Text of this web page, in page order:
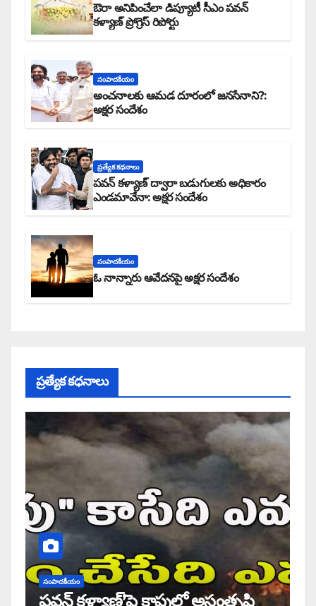
ఔరా అనిపించేలా డిప్యూటీ సీఎం పవన్
కళ్యాణ్ ప్రోగ్రెస్ రిపోర్టు
సంపాదకీయం
అంచనాలకు ఆమడ దూరంలో జనసేనాని?:
అక్షర సందేశం
ప్రత్యేక కధనాలు
పవన్ కళ్యాణ్ ద్వారా బడుగులకు అధికారం
ఎండమావేనా: అక్షర సందేశం
సంపాదకీయం
ఓ నాన్నారు ఆవేదనపై అక్షర సందేశం
ప్రత్యేక కధనాలు
సంపాదకీయం
పవన్ కళ్యాణ్’పై కాపుల్లో అసంతృప్తి